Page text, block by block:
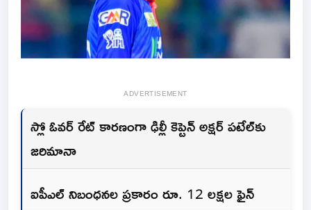
ADVERTISEMENT
స్లో ఓవర్ రేట్ కారణంగా ఢిల్లీ కెప్టెన్ అక్షర్ పటేల్‌కు
జరిమానా
ఐపీఎల్ నిబంధనల ప్రకారం రూ. 12 లక్షల ఫైన్